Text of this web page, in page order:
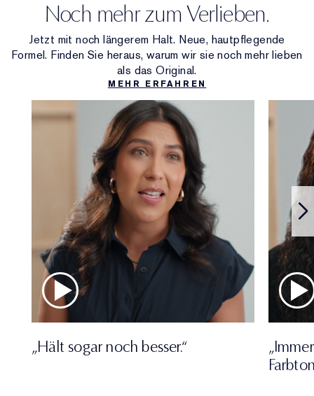
Noch mehr zum Verlieben.
Jetzt mit noch längerem Halt. Neue, hautpflegende
Formel. Finden Sie heraus, warum wir sie noch mehr lieben
als das Original.
MEHR ERFAHREN
„Hält sogar noch besser.“